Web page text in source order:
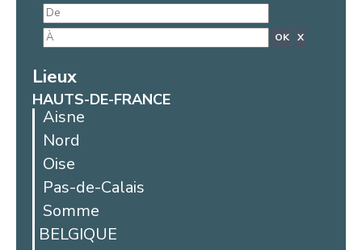
OK X
Lieux
HAUTS-DE-FRANCE
Aisne
Nord
Oise
Pas-de-Calais
Somme
BELGIQUE